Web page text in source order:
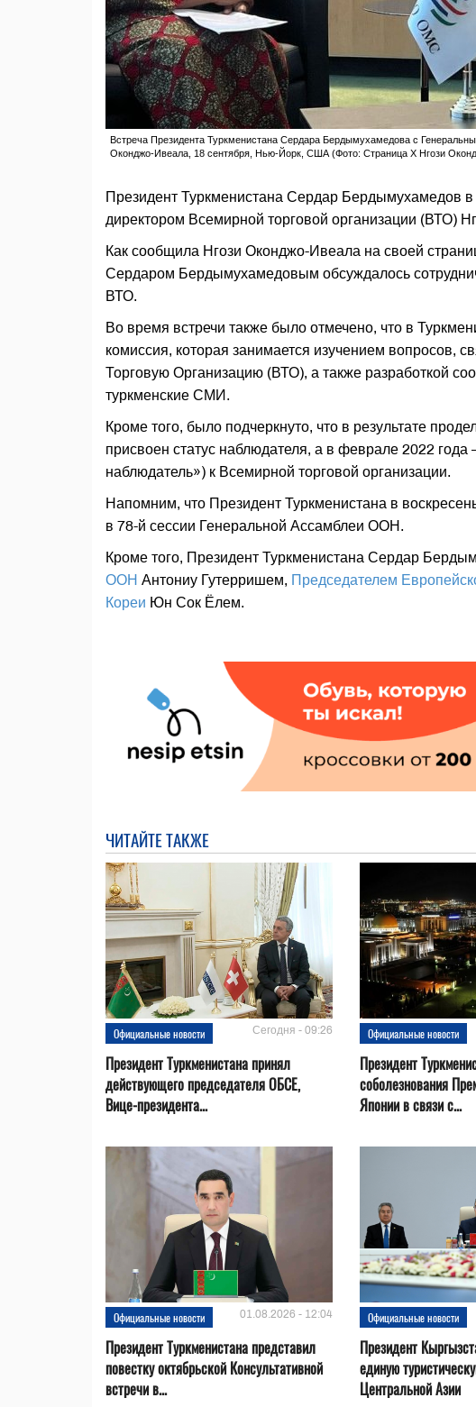
Встреча Президента Туркменистана Сердара Бердымухамедова с
Оконджо-Ивеала, 18 сентября, Нью-Йорк, США (Фото: Страница X Нгози
Президент Туркменистана Сердар Бердымухамедов
директором Всемирной торговой организации (ВТО)
Как сообщила Нгози Оконджо-Ивеала на своей
Сердаром Бердымухамедовым обсуждалось
ВТО.
Во время встречи также было отмечено, что в
комиссия, которая занимается изучением вопросов,
Торговую Организацию (ВТО), а также разработкой
туркменские СМИ.
Кроме того, было подчеркнуто, что в результате
присвоен статус наблюдателя, а в феврале 2022
наблюдатель») к Всемирной торговой организации.
Напомним, что Президент Туркменистана в
в 78-й сессии Генеральной Ассамблеи ООН.
Кроме того, Президент Туркменистана Сердар
ООН Антониу Гутерришем, Председателем
Кореи Юн Сок Ёлем.
ЧИТАЙТЕ ТАКЖЕ
Официальные новости Сегодня - 09:26
Президент Туркменистана принял
действующего председателя ОБСЕ,
Вице-президента...
Официальные новости
Президент
соболезнования
Японии в связи с...
Официальные новости 01.08.2026 - 12:04
Президент Туркменистана представил
повестку октябрьской Консультативной
встречи в...
Официальные новости
Президент
единую
Центральной Азии